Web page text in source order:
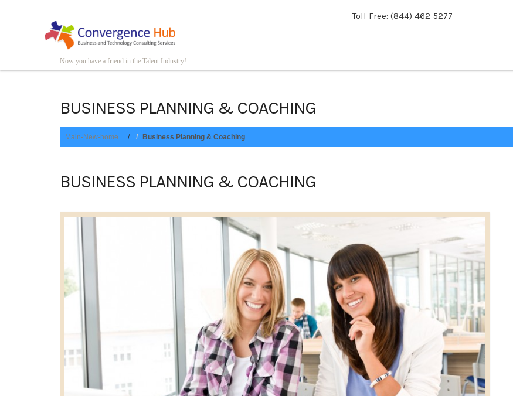
Toll Free: (844) 462-5277
Now you have a friend in the Talent Industry!
BUSINESS PLANNING & COACHING
Main-New-home Business Planning & Coaching
BUSINESS PLANNING & COACHING